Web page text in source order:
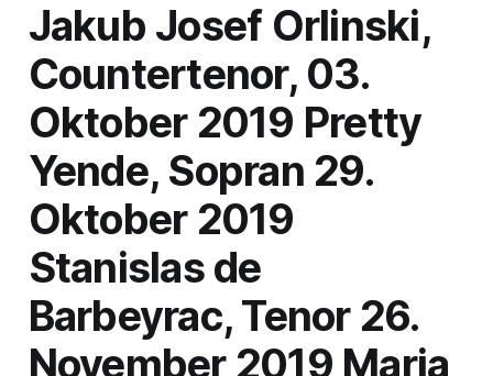
Jakub Josef Orlinski,
Countertenor, 03.
Oktober 2019 Pretty
Yende, Sopran 29.
Oktober 2019
Stanislas de
Barbeyrac, Tenor 26.
November 2019 Maria